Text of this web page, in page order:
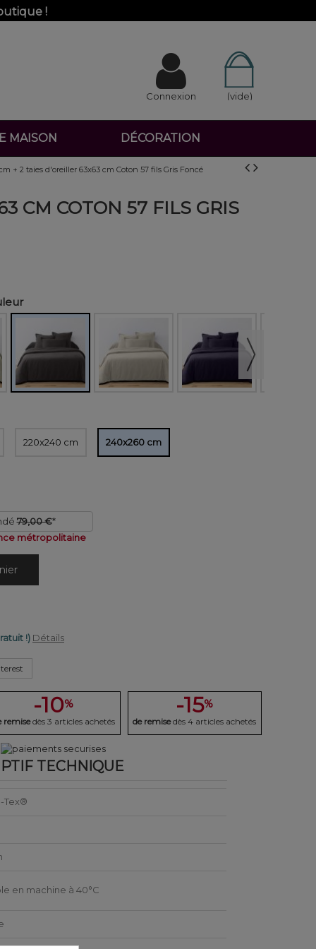
!
(vide)
Connexion
MAISON DÉCORATION
+ 2 taies d'oreiller 63x63 cm Coton 57 fils Gris Foncé
CM COTON 57 FILS GRIS
220x240 cm 240x260 cm
79,00 €*
métropolitaine
!) Détails
-10%
remise dès 3 articles achetés
-15%
de remise dès 4 articles achetés
TECHNIQUE
Tex®
en machine à 40°C